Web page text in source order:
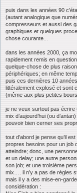
puis dans les années 90
(autant analogique que
compresseurs et aussi des
graphiques et quelques
chose courante...
dans les années 2000, ça
rapidement remis en
quelque-chose de plus
périphériques; en même
puis ces dernières 10
littéralement explosé et sont
(même aux plus petites
je ne veux surtout pas écrire
mix d’aujourd’hui (ou
pouvoir bien cerner ses
tout d’abord je pense qu’il
propres besoins pour un job
atteindre; donc, une
et un delay; une autre
son job; et une troisième
mix…. il n’y a pas de règles
mais il y a des mise-en-
considération :